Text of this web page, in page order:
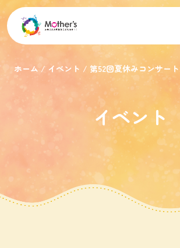
ホーム イベント 第52回夏休みコンサート
イベント